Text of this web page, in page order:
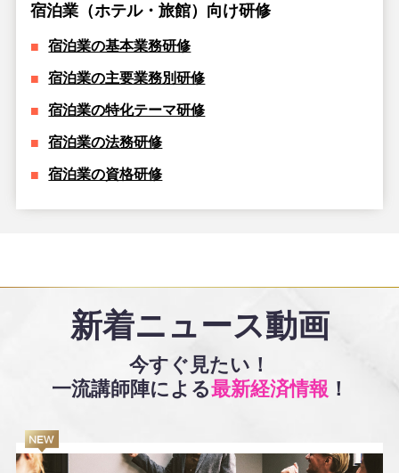
宿泊業（ホテル・旅館）向け研修
宿泊業の基本業務研修
宿泊業の主要業務別研修
宿泊業の特化テーマ研修
宿泊業の法務研修
宿泊業の資格研修
新着ニュース動画
今すぐ見たい！
一流講師陣による最新経済情報 ！